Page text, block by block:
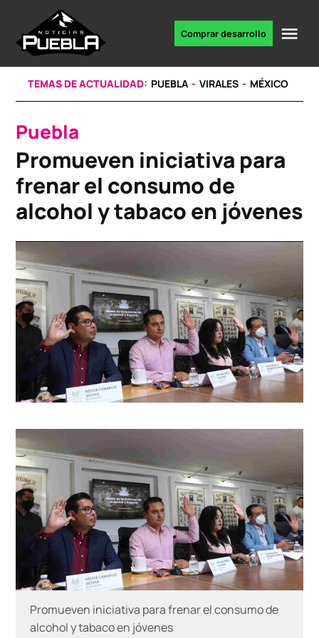
content
noticias
Comprar desarrollo
TEMAS DE ACTUALIDAD: PUEBLA VIRALES MÉXICO
POSTED
IN
Puebla
Promueven iniciativa para
frenar el consumo de
alcohol y tabaco en jóvenes
Promueven iniciativa para frenar el consumo de
alcohol y tabaco en jóvenes